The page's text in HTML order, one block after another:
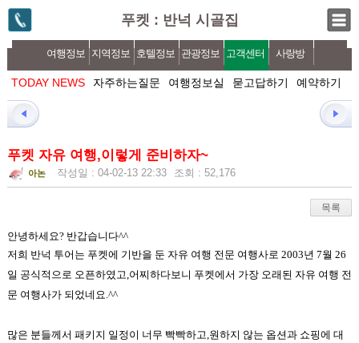
푸켓 : 반넉 시골집
여행정보 지역정보 호텔정보 관광정보 고객센터 사랑방
TODAY NEWS 자주하는질문 여행정보실 묻고답하기 예약하기
푸켓 자유 여행,이렇게 준비하자~
아논 작성일 : 04-02-13 22:33 조회 : 52,176
목록
안녕하세요? 반갑습니다^^
저희 반넉 투어는 푸켓에 기반을 둔 자유 여행 전문 여행사로 2003년 7월 26
일 공식적으로 오픈하였고,어찌하다보니 푸켓에서 가장 오래된 자유 여행 전
문 여행사가 되었네요.^^
많은 분들께서 패키지 일정이 너무 빡빡하고,원하지 않는 옵션과 쇼핑에 대